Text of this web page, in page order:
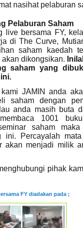
nasihat pelaburan
Pelaburan Saham
live bersama FY,
di The Curve,
saham kaedah
dikongsikan.
saham yang
JAMIN anda
saham dengan
anda masih buta
1001
saham
ini. Percayalah
akan menjadi milik
pihak
FY diadakan pada ;